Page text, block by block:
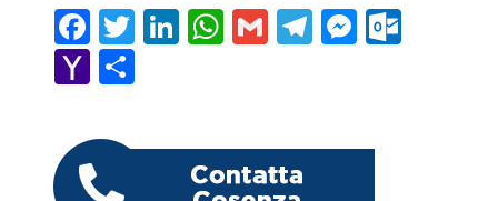
F
a
c
e
b
T
w
itt
Li
dI
W
A
G T M O
Y
h
o
C
n